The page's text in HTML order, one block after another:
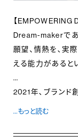
【EMPOWERING
Dream-makerで
願望、情熱を、実
える能力があると
2021年、ブラン
コ・ビッザーリの
イタリアのクラフ
...もっと読む